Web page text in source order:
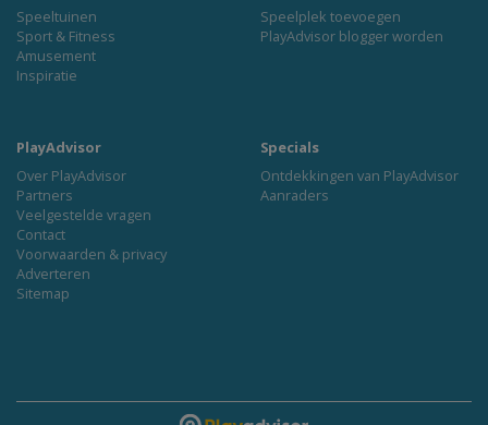
Speeltuinen
Sport & Fitness
Amusement
Inspiratie
Speelplek toevoegen
PlayAdvisor blogger worden
PlayAdvisor
Over PlayAdvisor
Partners
Veelgestelde vragen
Contact
Voorwaarden & privacy
Adverteren
Sitemap
Specials
Ontdekkingen van PlayAdvisor
Aanraders